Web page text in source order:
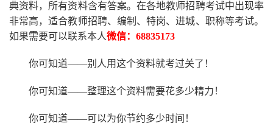
典资料，所有资料含有答案。在各地教师招聘考试中出现率
非常高，适合教师招聘、编制、特岗、进城、职称等考试。
如果需要可以联系本人微信： 68835173
你可知道——别人用这个资料就考过关了！
你可知道——整理这个资料需要花多少精力 ！
你可知道——可以为你节约多少时间！